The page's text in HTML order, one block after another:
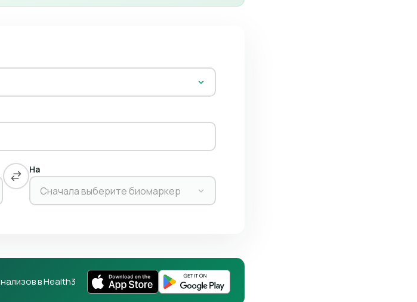
На
Сначала выберите биомаркер
в Health3